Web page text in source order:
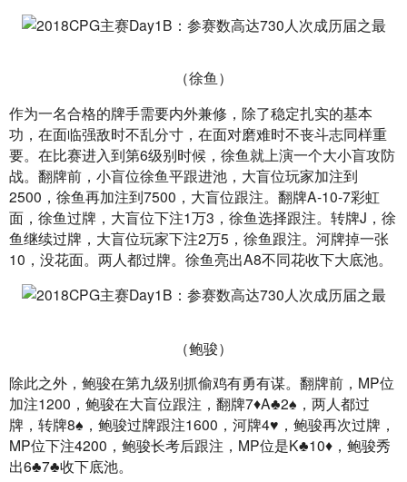
（徐鱼）
作为一名合格的牌手需要内外兼修，除了稳定扎实的基本
功，在面临强敌时不乱分寸，在面对磨难时不丧斗志同样重
要。在比赛进入到第6级别时候，徐鱼就上演一个大小盲攻防
战。翻牌前，小盲位徐鱼平跟进池，大盲位玩家加注到
2500，徐鱼再加注到7500，大盲位跟注。翻牌A-10-7彩虹
面，徐鱼过牌，大盲位下注1万3，徐鱼选择跟注。转牌J，徐
鱼继续过牌，大盲位玩家下注2万5，徐鱼跟注。河牌掉一张
10，没花面。两人都过牌。徐鱼亮出A8不同花收下大底池。
（鲍骏）
除此之外，鲍骏在第九级别抓偷鸡有勇有谋。翻牌前，MP位
加注1200，鲍骏在大盲位跟注，翻牌7♦A♣2♠，两人都过
牌，转牌8♠，鲍骏过牌跟注1600，河牌4♥，鲍骏再次过牌，
MP位下注4200，鲍骏长考后跟注，MP位是K♣10♦，鲍骏秀
出6♣7♣收下底池。